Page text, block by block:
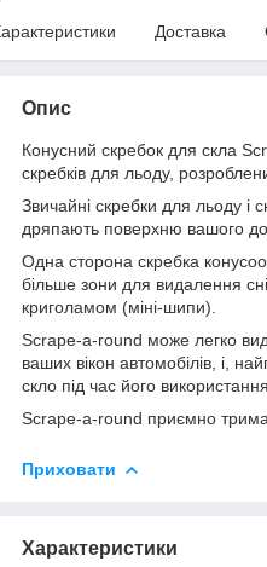
Доставка
Опис
Конусний скребок для скла
скребків для льоду,
Звичайні скребки для льоду і
дряпають поверхню вашого
Одна сторона скребка
більше зони для видалення
криголамом (міні-шипи).
Scrape-a-round може легко
ваших вікон автомобілів, і,
скло під час його використання.
Scrape-a-round приємно
Приховати
Характеристики